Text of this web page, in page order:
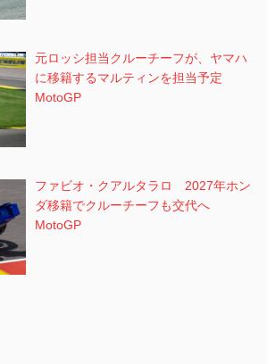
元ロッシ担当クルーチーフが、ヤマハ
に移籍するマルティンを担当予定
MotoGP
ファビオ・クアルタラロ 2027年ホン
ダ移籍でクルーチーフも交代へ
MotoGP